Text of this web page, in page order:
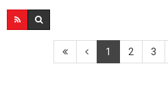
1 2 3